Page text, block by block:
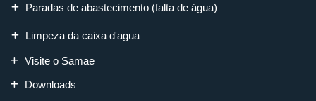
Paradas de abastecimento (falta de água)
Limpeza da caixa d'agua
Visite o Samae
Downloads